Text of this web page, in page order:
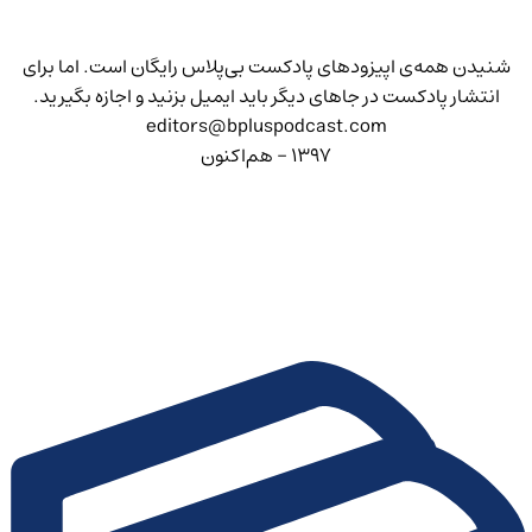
شنیدن همه‌ی اپیزودهای پادکست بی‌پلاس رایگان است. اما برای
انتشار پادکست در جاهای دیگر باید ایمیل بزنید و اجازه بگیرید.
editors@bpluspodcast.com
۱۳۹۷ - هم‌اکنون